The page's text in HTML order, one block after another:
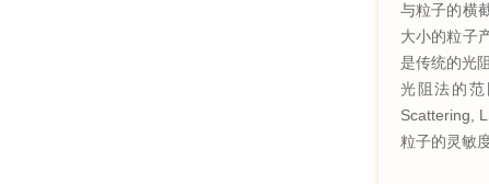
与粒子的横
大小的粒子
是传统的光
光阻法的
Scattering,
粒子的灵敏